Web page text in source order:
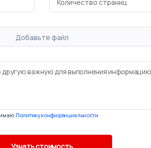
Добавьте файл
Политику конфиденциальности